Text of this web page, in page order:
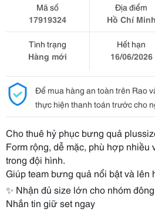
Mã số
17919324
Địa điểm
Hồ Chí Minh
Tình trạng
Hàng mới
Hết hạn
16/06/2026
Để mua hàng an toàn trên Rao
thực hiện thanh toán trước cho
Cho thuê hỷ phục bưng quả
Form rộng, dễ mặc, phù hợp nhiều
trong đội hình.
Giúp team bưng quả nổi bật và lên
✨ Nhận đủ size lớn cho nhóm đông
Nhắn tin giữ set ngay